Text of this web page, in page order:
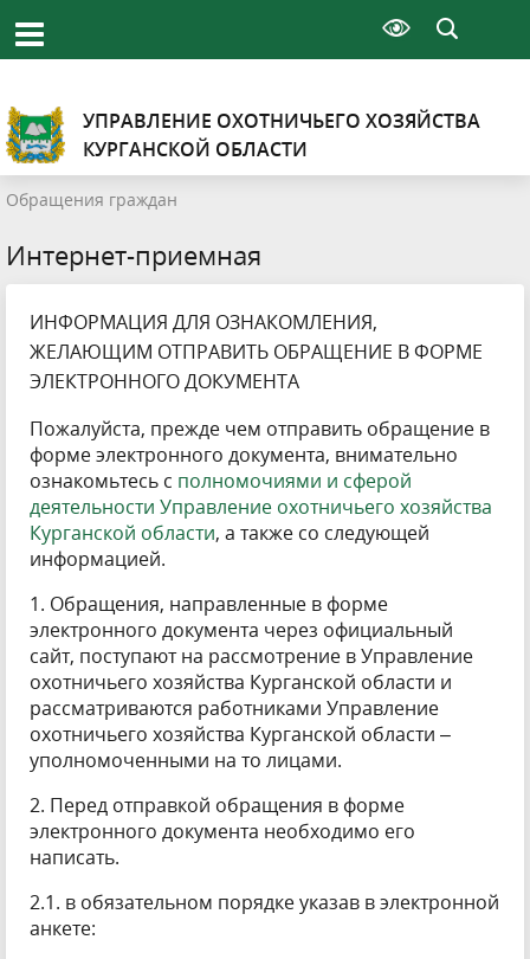
УПРАВЛЕНИЕ ОХОТНИЧЬЕГО ХОЗЯЙСТВА
КУРГАНСКОЙ ОБЛАСТИ
Обращения граждан
Интернет-приемная
ИНФОРМАЦИЯ ДЛЯ ОЗНАКОМЛЕНИЯ,
ЖЕЛАЮЩИМ ОТПРАВИТЬ ОБРАЩЕНИЕ В ФОРМЕ
ЭЛЕКТРОННОГО ДОКУМЕНТА
Пожалуйста, прежде чем отправить обращение в
форме электронного документа, внимательно
ознакомьтесь с полномочиями и сферой
деятельности Управление охотничьего хозяйства
Курганской области, а также со следующей
информацией.
1. Обращения, направленные в форме
электронного документа через официальный
сайт, поступают на рассмотрение в Управление
охотничьего хозяйства Курганской области и
рассматриваются работниками Управление
охотничьего хозяйства Курганской области –
уполномоченными на то лицами.
2. Перед отправкой обращения в форме
электронного документа необходимо его
написать.
2.1. в обязательном порядке указав в электронной
анкете: